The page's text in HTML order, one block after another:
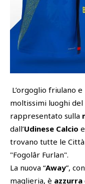
L’orgoglio friulano
moltissimi luoghi
rappresentato sulla
dall’Udinese Calcio e
trovano tutte le
"Fogolâr Furlan".
La nuova “Away”,
maglieria, è azzurra